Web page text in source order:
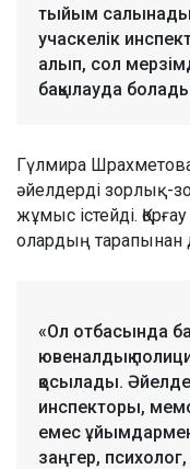
тыйым салынады.
учаскелік
алып, сол
бақылауда
Гүлмира
әйелдерді зорлық-
жұмыс істейді.
олардың тарапынан
«Ол отбасында
ювеналдық
қосылады.
инспекторы,
емес
заңгер,